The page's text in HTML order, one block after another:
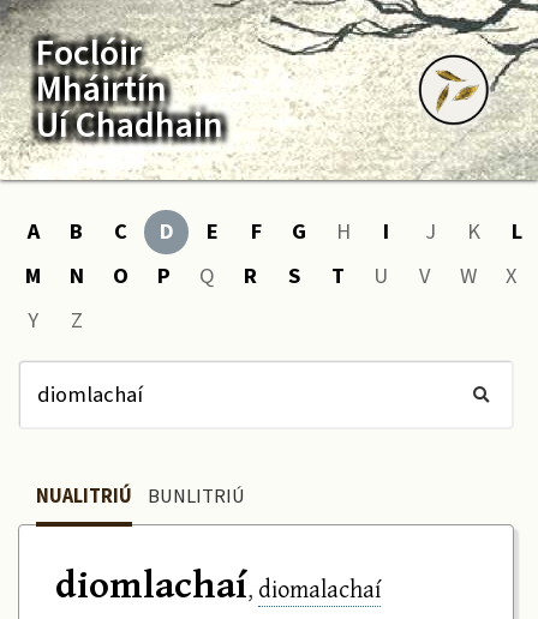
Foclóir
Mháirtín
Uí Chadhain
A B C D E F G H I J K
L
M
N O P Q R S T U V W
X
Y
Z
NUALITRIÚ BUNLITRIÚ
diomlachaí, diomalachaí